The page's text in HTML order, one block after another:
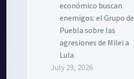
económico buscan
enemigos: el Grupo de
Puebla sobre las
agresiones de Milei a
Lula
July 29, 2026